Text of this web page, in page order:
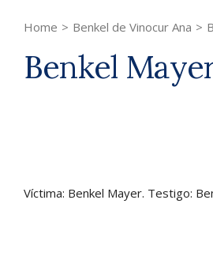
Home > Benkel de Vinocur Ana >
Benkel
Víctima: Benkel Mayer. Testigo: